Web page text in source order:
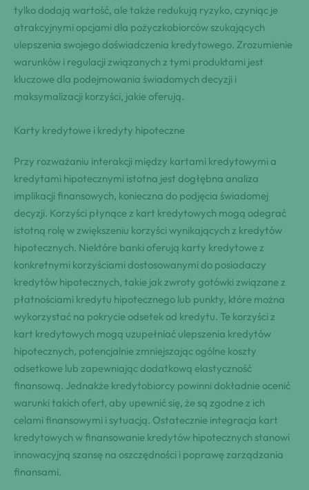
tylko dodają wartość, ale także redukują ryzyko, czyniąc je
atrakcyjnymi opcjami dla pożyczkobiorców szukających
ulepszenia swojego doświadczenia kredytowego. Zrozumienie
warunków i regulacji związanych z tymi produktami jest
kluczowe dla podejmowania świadomych decyzji i
maksymalizacji korzyści, jakie oferują.
Karty kredytowe i kredyty hipoteczne
Przy rozważaniu interakcji między kartami kredytowymi a
kredytami hipotecznymi istotna jest dogłębna analiza
implikacji finansowych, konieczna do podjęcia świadomej
decyzji. Korzyści płynące z kart kredytowych mogą odegrać
istotną rolę w zwiększeniu korzyści wynikających z kredytów
hipotecznych. Niektóre banki oferują karty kredytowe z
konkretnymi korzyściami dostosowanymi do posiadaczy
kredytów hipotecznych, takie jak zwroty gotówki związane z
płatnościami kredytu hipotecznego lub punkty, które można
wykorzystać na pokrycie odsetek od kredytu. Te korzyści z
kart kredytowych mogą uzupełniać ulepszenia kredytów
hipotecznych, potencjalnie zmniejszając ogólne koszty
odsetkowe lub zapewniając dodatkową elastyczność
finansową. Jednakże kredytobiorcy powinni dokładnie ocenić
warunki takich ofert, aby upewnić się, że są zgodne z ich
celami finansowymi i sytuacją. Ostatecznie integracja kart
kredytowych w finansowanie kredytów hipotecznych stanowi
innowacyjną szansę na oszczędności i poprawę zarządzania
finansami.